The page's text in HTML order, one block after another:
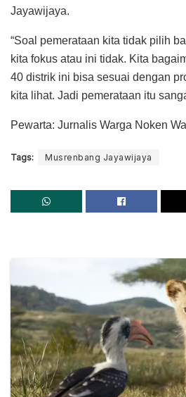
Jayawijaya.
“Soal pemerataan kita tidak pilih
kita fokus atau ini tidak. Kita
40 distrik ini bisa sesuai dengan
kita lihat. Jadi pemerataan itu
Pewarta: Jurnalis Warga Noken
Tags: Musrenbang Jayawijaya